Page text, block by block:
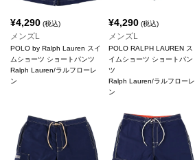
¥4,290 (税込)
メンズL
POLO by Ralph Lauren スイ
ムショーツ ショートパンツ
Ralph Lauren/ラルフローレ
ン
¥4,290(税込)
メンズL
POLO RALPH LAUREN ス
イムショーツ ショートパン
ツ
Ralph Lauren/ラルフローレ
ン